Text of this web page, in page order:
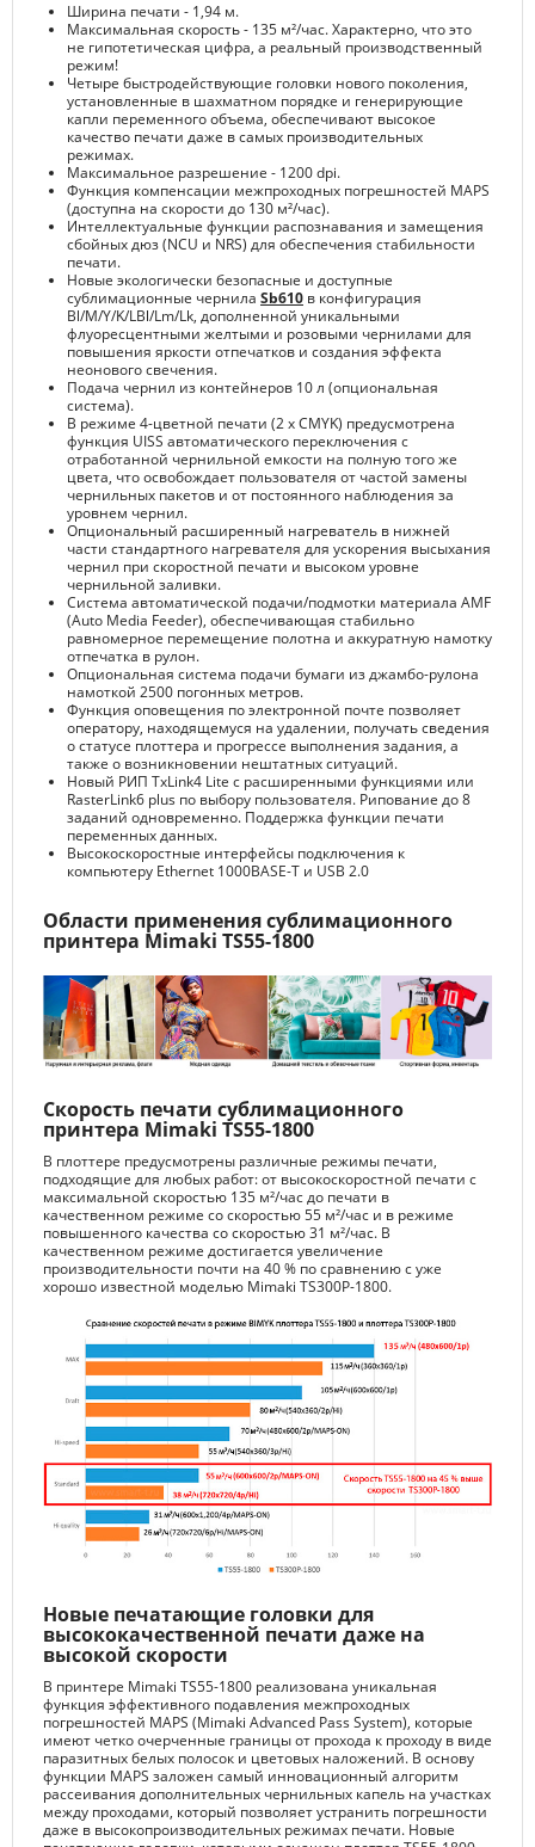
Ширина печати - 1,94 м.
Максимальная скорость - 135 м²/час. Характерно, что это
не гипотетическая цифра, а реальный производственный
режим!
Четыре быстродействующие головки нового поколения,
установленные в шахматном порядке и генерирующие
капли переменного объема, обеспечивают высокое
качество печати даже в самых производительных
режимах.
Максимальное разрешение - 1200 dpi.
Функция компенсации межпроходных погрешностей MAPS
(доступна на скорости до 130 м²/час).
Интеллектуальные функции распознавания и замещения
сбойных дюз (NCU и NRS) для обеспечения стабильности
печати.
Новые экологически безопасные и доступные
сублимационные чернила Sb610 в конфигурация
Bl/M/Y/K/LBl/Lm/Lk, дополненной уникальными
флуоресцентными желтыми и розовыми чернилами для
повышения яркости отпечатков и создания эффекта
неонового свечения.
Подача чернил из контейнеров 10 л (опциональная
система).
В режиме 4-цветной печати (2 х CMYK) предусмотрена
функция UISS автоматического переключения с
отработанной чернильной емкости на полную того же
цвета, что освобождает пользователя от частой замены
чернильных пакетов и от постоянного наблюдения за
уровнем чернил.
Опциональный расширенный нагреватель в нижней
части стандартного нагревателя для ускорения высыхания
чернил при скоростной печати и высоком уровне
чернильной заливки.
Система автоматической подачи/подмотки материала AMF
(Auto Media Feeder), обеспечивающая стабильно
равномерное перемещение полотна и аккуратную намотку
отпечатка в рулон.
Опциональная система подачи бумаги из джамбо-рулона
намоткой 2500 погонных метров.
Функция оповещения по электронной почте позволяет
оператору, находящемуся на удалении, получать сведения
о статусе плоттера и прогрессе выполнения задания, а
также о возникновении нештатных ситуаций.
Новый РИП TxLink4 Lite с расширенными функциями или
RasterLink6 plus по выбору пользователя. Рипование до 8
заданий одновременно. Поддержка функции печати
переменных данных.
Высокоскоростные интерфейсы подключения к
компьютеру Ethernet 1000BASE-T и USB 2.0
Области применения сублимационного
принтера Mimaki TS55-1800
Скорость печати сублимационного
принтера Mimaki TS55-1800
В плоттере предусмотрены различные режимы печати,
подходящие для любых работ: от высокоскоростной печати с
максимальной скоростью 135 м²/час до печати в
качественном режиме со скоростью 55 м²/час и в режиме
повышенного качества со скоростью 31 м²/час. В
качественном режиме достигается увеличение
производительности почти на 40 % по сравнению с уже
хорошо известной моделью Mimaki TS300P-1800.
Новые печатающие головки для
высококачественной печати даже на
высокой скорости
В принтере Mimaki TS55-1800 реализована уникальная
функция эффективного подавления межпроходных
погрешностей MAPS (Mimaki Advanced Pass System), которые
имеют четко очерченные границы от прохода к проходу в виде
паразитных белых полосок и цветовых наложений. В основу
функции MAPS заложен самый инновационный алгоритм
рассеивания дополнительных чернильных капель на участках
между проходами, который позволяет устранить погрешности
даже в высокопроизводительных режимах печати. Новые